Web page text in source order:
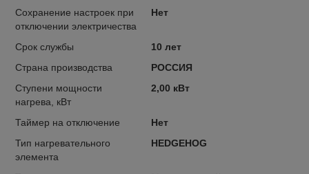
Сохранение настроек при
отключении электричества
Нет
Срок службы
10 лет
Страна производства
РОССИЯ
Ступени мощности
нагрева, кВт
2,00 кВт
Таймер на отключение
Нет
Тип нагревательного
элемента
HEDGEHOG